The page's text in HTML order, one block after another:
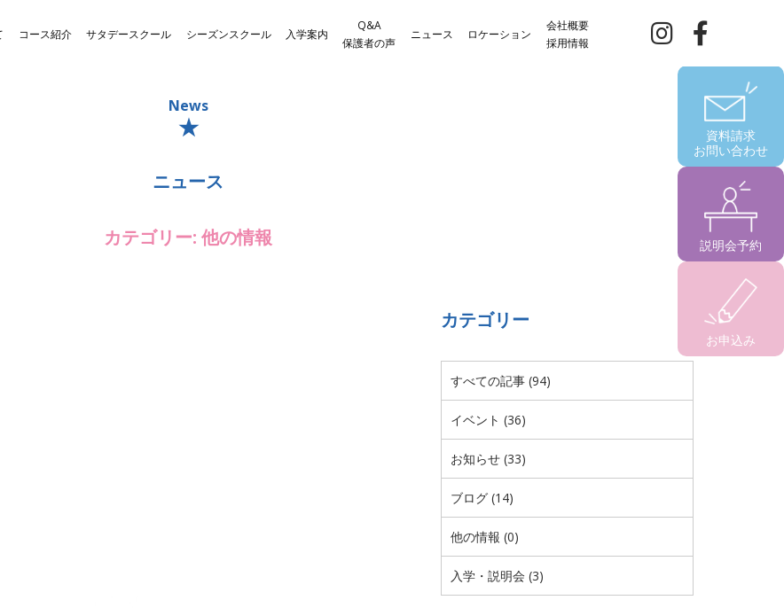
コース紹介 サタデースクール シーズンスクール 入学案内
Q&A
保護者の声
ニュース ロケーション
会社概要
採用情報
News
ニュース
カテゴリー: 他の情報
カテゴリー
すべての記事 (94)
イベント (36)
お知らせ (33)
ブログ (14)
他の情報 (0)
入学・説明会 (3)
資料請求
お問い合わせ
説明会予約
お申込み